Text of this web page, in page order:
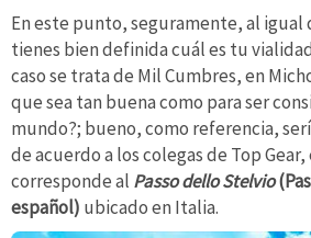
En este punto, seguramente, al igual
tienes bien definida cuál es tu
caso se trata de Mil Cumbres, en
que sea tan buena como para ser
mundo?; bueno, como referencia,
de acuerdo a los colegas de Top
corresponde al Passo dello Stelvio
español) ubicado en Italia.